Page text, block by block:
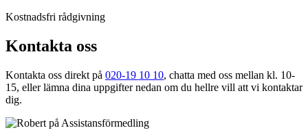
Kostnadsfri rådgivning
Kontakta oss
Kontakta oss direkt på 020-19 10 10, chatta med oss mellan kl. 10-
15, eller lämna dina uppgifter nedan om du hellre vill att vi kontaktar
dig.